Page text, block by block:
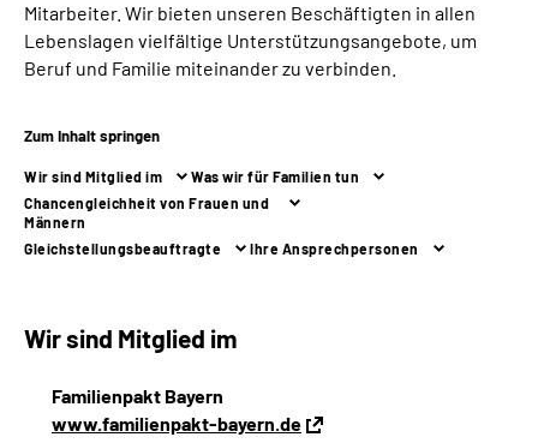
Inhalte in Gebärdensprache (DGS)
Mein Kundenportal
Mitarbeiter. Wir bieten unseren Beschäftigten in allen
Lebenslagen vielfältige Unterstützungsangebote, um
Beruf und Familie miteinander zu verbinden.
Zum Inhalt springen
Wir sind Mitglied im
Was wir für Familien tun
Chancengleichheit von Frauen und
Männern
Gleichstellungs­beauftragte
Ihre Ansprechpersonen
Wir sind Mitglied im
Familienpakt Bayern
www.familienpakt-bayern.de